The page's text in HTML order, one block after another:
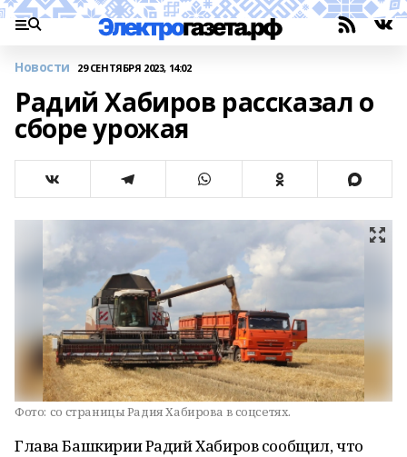
Новости 29 СЕНТЯБРЯ 2023, 14:02
Радий Хабиров рассказал о
сборе урожая
Фото: со страницы Радия Хабирова в соцсетях.
Глава Башкирии Радий Хабиров сообщил, что